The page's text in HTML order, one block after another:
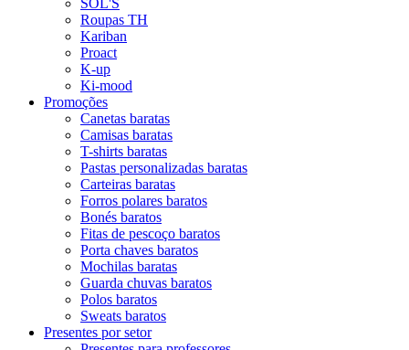
SOL'S
Roupas TH
Kariban
Proact
K-up
Ki-mood
Promoções
Canetas baratas
Camisas baratas
T-shirts baratas
Pastas personalizadas baratas
Carteiras baratas
Forros polares baratos
Bonés baratos
Fitas de pescoço baratos
Porta chaves baratos
Mochilas baratas
Guarda chuvas baratos
Polos baratos
Sweats baratos
Presentes por setor